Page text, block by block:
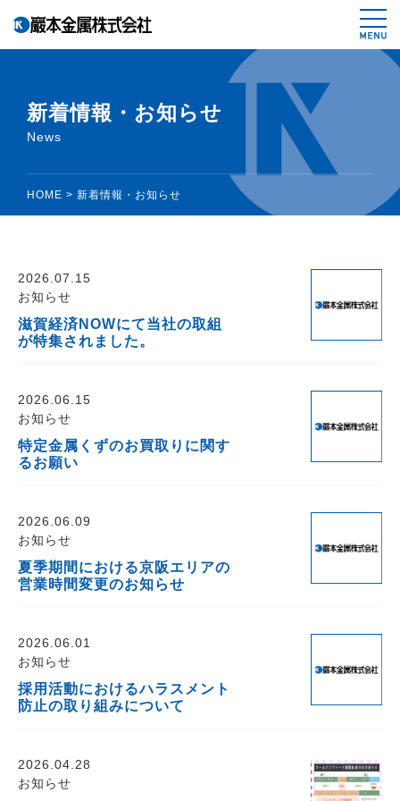
鉄スクラップ、非鉄スクラップ、リサ
新着情報・お知らせ
News
HOME > 新着情報・お知らせ
2026.07.15
お知らせ
滋賀経済NOWにて当社の取組
が特集されました。
2026.06.15
お知らせ
特定金属くずのお買取りに関す
るお願い
2026.06.09
お知らせ
夏季期間における京阪エリアの
営業時間変更のお知らせ
2026.06.01
お知らせ
採用活動におけるハラスメント
防止の取り組みについて
2026.04.28
お知らせ